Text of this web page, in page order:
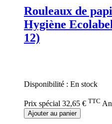
Rouleaux de
Hygiène
12)
Disponibilité : En stock
Prix spécial 32,65 € TTC
Ajouter au panier